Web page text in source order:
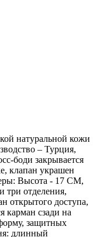
натуральной кожи
– Турция,
боди закрывается
клапан украшен
Высота - 17 СМ,
отделения,
открытого доступа,
карман сзади на
защитных
длинный